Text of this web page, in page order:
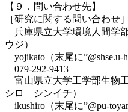
【９．問い合わせ先】
［研究に関する問い合わせ］
兵庫県立大学環境人間学
ウジ）
yojikato（末尾に”@shse.u-
079-292-9413
富山県立大学工学部生物
シロ シンイチ）
ikushiro（末尾に”@pu-